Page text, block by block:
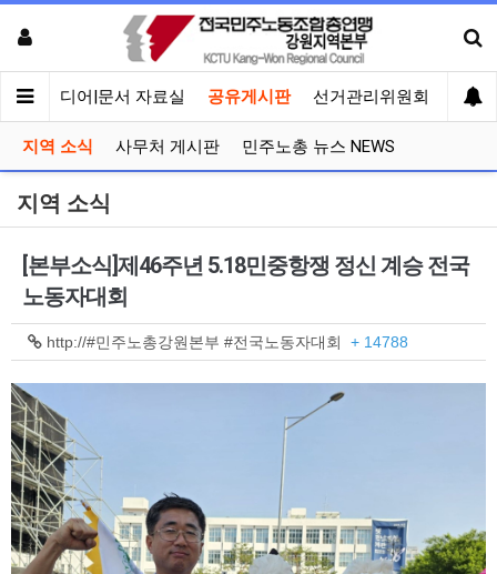
견 미디어|문서 자료실 공유게시판 선거관리위원회
지역 소식 사무처 게시판 민주노총 뉴스 NEWS
지역 소식
[본부소식]제46주년 5.18민중항쟁 정신 계승 전국
노동자대회
http://#민주노총강원본부 #전국노동자대회 + 14788